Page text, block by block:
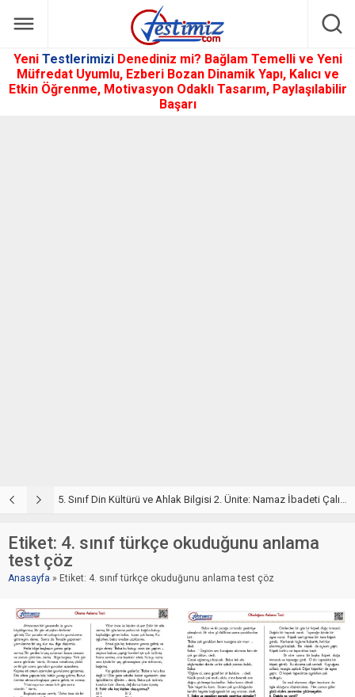
Yeni Testlerimizi Denediniz mi? Bağlam Temelli ve Yeni
Müfredat Uyumlu, Ezberi Bozan Dinamik Yapı, Kalıcı ve
Etkin Öğrenme, Motivasyon Odaklı Tasarım, Paylaşılabilir
Başarı
5. Sınıf Namaz İbadeti Ünite Testi – Online Çöz
Etiket: 4. sınıf türkçe okuduğunu anlama
test çöz
Anasayfa » Etiket: 4. sınıf türkçe okuduğunu anlama test çöz